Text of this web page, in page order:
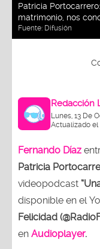
Patricia
matrimonio, nos
Fuente: Difusión
Redacción
Lunes, 13 De
Actualizado el
Fernando Díaz
Patricia
videopodcast
disponible en el
Felicidad
en Audioplayer.